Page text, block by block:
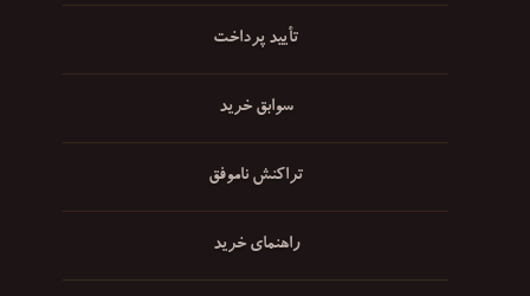
تأیید پرداخت
سوابق خرید
تراکنش ناموفق
راهنمای خرید